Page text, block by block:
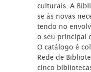
culturais. A
se às novas
tendo no
o seu principal
O catálogo é
Rede de
cinco